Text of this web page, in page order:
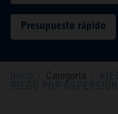
Presupuesto rápido
Inicio Categoría
RIEGO POR ASPERSION